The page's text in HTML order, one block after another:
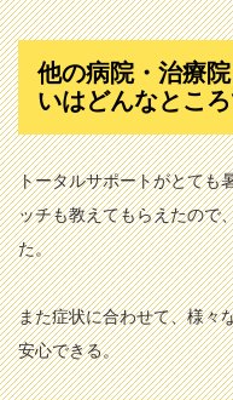
他の病院・治療
いはどんなとこ
トータルサポートがとても
ッチも教えてもらえたので
た。
また症状に合わせて、様々
安心できる。